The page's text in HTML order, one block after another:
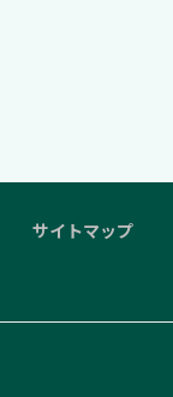
サイトマップ